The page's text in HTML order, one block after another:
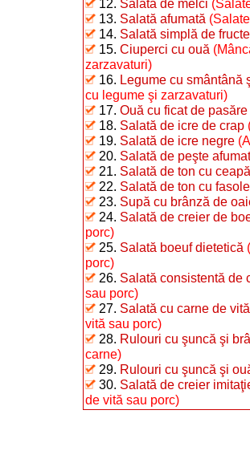
12. Salată de melci
13. Salată afumată
14. Salată simplă de fructe
15. Ciuperci cu ouă
zarzavaturi)
16. Legume cu smântână
cu legume şi zarzavaturi)
17. Ouă cu ficat de pasăre
18. Salată de icre de crap
19. Salată de icre negre
20. Salată de peşte
21. Salată de ton cu ceapă
22. Salată de ton cu
23. Supă cu brânză de
24. Salată de creier de
porc)
25. Salată boeuf dietetică
porc)
26. Salată consistentă de
sau porc)
27. Salată cu carne de
vită sau porc)
28. Rulouri cu şuncă şi
carne)
29. Rulouri cu şuncă şi
30. Salată de creier
de vită sau porc)